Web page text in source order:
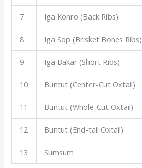
7 Iga Konro (Back Ribs)
8 Iga Sop (Brisket Bones Ribs)
9 Iga Bakar (Short Ribs)
10 Buntut (Center-Cut Oxtail)
11 Buntut (Whole-Cut Oxtail)
12 Buntut (End-tail Oxtail)
13 Sumsum